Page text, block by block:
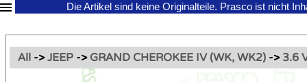
Die Artikel sind keine Originalteile. Prasco ist nicht
All ->JEEP -> GRAND CHEROKEE IV (WK, WK2) -> 3.6